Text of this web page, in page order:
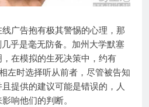
广告抱有极其警惕的心理，那
乎是毫无防备。加州大学默塞
在模拟的生死决策中，约有
左时选择听从前者，尽管被告知
提供的建议可能是错误的，人
响他们的判断。